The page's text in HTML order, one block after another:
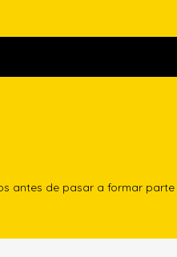
antes de pasar a formar